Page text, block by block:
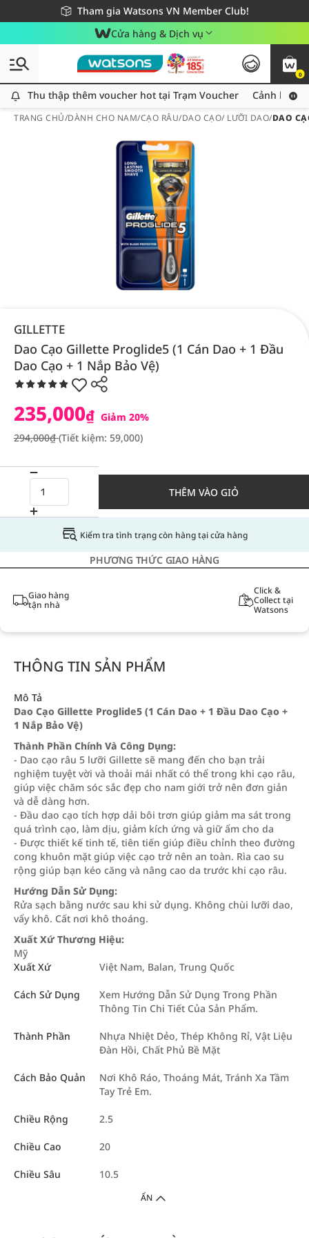
Tham gia Watsons VN Member Club!
Miễn phí giao hàng cho đơn hàng từ 249,000Đ
Giao hàng nhanh 24h - Áp dụng khu vực TP. Hồ Chí Minh
Cửa hàng & Dịch vụ
0
Thu thập thêm voucher hot tại Trạm Voucher
Thu thập thêm voucher hot tại Trạm Voucher Cảnh báo
TRANG CHỦ/DÀNH CHO NAM/CẠO RÂU/DAO CẠO/ LƯỠI DAO/DAO
GILLETTE
Dao Cạo Gillette Proglide5 (1 Cán Dao + 1 Đầu
Dao Cạo + 1 Nắp Bảo Vệ)
235,000₫ Giảm 20%
294,000₫(Tiết kiệm: 59,000)
THÊM VÀO GIỎ
Kiểm tra tình trạng còn hàng tại cửa hàng
PHƯƠNG THỨC GIAO HÀNG
Giao hàng
tận nhà
Click &
Collect tại
Watsons
THÔNG TIN SẢN PHẨM
Mô Tả
Dao Cạo Gillette Proglide5 (1 Cán Dao + 1 Đầu Dao Cạo +
1 Nắp Bảo Vệ)
Thành Phần Chính Và Công Dụng:
- Dao cạo râu 5 lưỡi Gillette sẽ mang đến cho bạn trải
nghiệm tuyệt vời và thoải mái nhất có thể trong khi cạo râu,
giúp việc chăm sóc sắc đẹp cho nam giới trở nên đơn giản
và dễ dàng hơn.
- Đầu dao cạo tích hợp dải bôi trơn giúp giảm ma sát trong
quá trình cạo, làm dịu, giảm kích ứng và giữ ẩm cho da
- Được thiết kế tinh tế, tiên tiến giúp điều chỉnh theo đường
cong khuôn mặt giúp việc cạo trở nên an toàn. Rìa cao su
rộng giúp bạn kéo căng và nâng cao da trước khi cạo râu.
Hướng Dẫn Sử Dụng:
Rửa sạch bằng nước sau khi sử dụng. Không chùi lưỡi dao,
vẩy khô. Cất nơi khô thoáng.
Xuất Xứ Thương Hiệu:
Mỹ
Xuất Xứ
Việt Nam, Balan, Trung Quốc
Cách Sử Dụng
Xem Hướng Dẫn Sử Dụng Trong Phần
Thông Tin Chi Tiết Của Sản Phẩm.
Thành Phần
Nhựa Nhiệt Dẻo, Thép Không Rỉ, Vật Liệu
Đàn Hồi, Chất Phủ Bề Mặt
Cách Bảo Quản
Nơi Khô Ráo, Thoáng Mát, Tránh Xa Tầm
Tay Trẻ Em.
Chiều Rộng 2.5
Chiều Cao 20
Chiều Sâu 10.5
ẨN